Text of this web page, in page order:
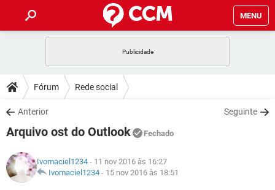
MENU
CELULAR
OUTLOOK
INSTAGRAM GMAIL
GUIA DE COMPRAS
DICAS
JOGOS
INSTAGRAM GMAIL
GUIA DE COMPRAS
DOWNLOADS
JOGOS WHATSAPP
CELULAR
OUTLOOK EXCEL
FÓRUM
JOGOS WHATSAPP
CELULAR
GLOSSÁRIO
Fórum Rede social
Anterior Seguinte
Arquivo ost do Outlook Fechado
Ivomaciel1234 - 11 nov 2016 às 16:27
Ivomaciel1234 - 15 nov 2016 às 18:51